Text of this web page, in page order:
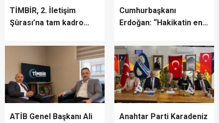
TİMBİR, 2. İletişim
Şûrası’na tam kadro
Cumhurbaşkanı
Erdoğan: “Hakikatin en
dönemden geçiyoruz”
ATİB Genel Başkanı Ali
Anahtar Parti Karadeniz